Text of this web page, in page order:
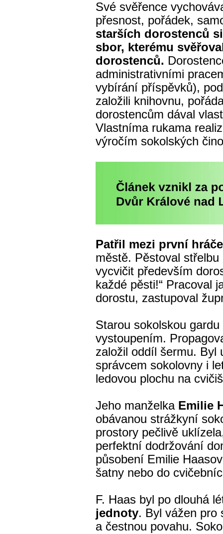
Své svěřence
přesnost, pořádek,
starších dorostenců
sbor, kterému
dorostenců.
administrativními
vybírání příspěvků),
založili knihovnu,
dorostencům dával
Vlastníma rukama
výročím sokolských
Patřil mezi první
městě. Pěstoval
vycvičit především
každé pěsti!“ Pracoval
dorostu, zastupoval
Starou sokolskou
vystoupením.
založil oddíl šermu. Byl
správcem sokolovny i
ledovou plochu na
Jeho manželka Emilie
obávanou strážkyní
prostory pečlivě
perfektní dodržování
působení Emilie
šatny nebo do
F. Haas byl po dlouhá
jednoty. Byl vážen pro
a čestnou povahu.